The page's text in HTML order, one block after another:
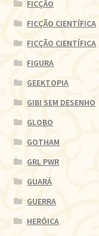
FICÇÃO
FICÇÃO CIENTÍFICA
FICÇÃO CIENTÍFICA
FIGURA
GEEKTOPIA
GIBI SEM DESENHO
GLOBO
GOTHAM
GRL PWR
GUARÁ
GUERRA
HERÓICA